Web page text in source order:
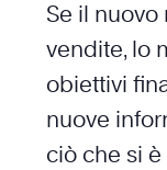
Se il
vendite, lo
obiettivi
nuove
ciò che si